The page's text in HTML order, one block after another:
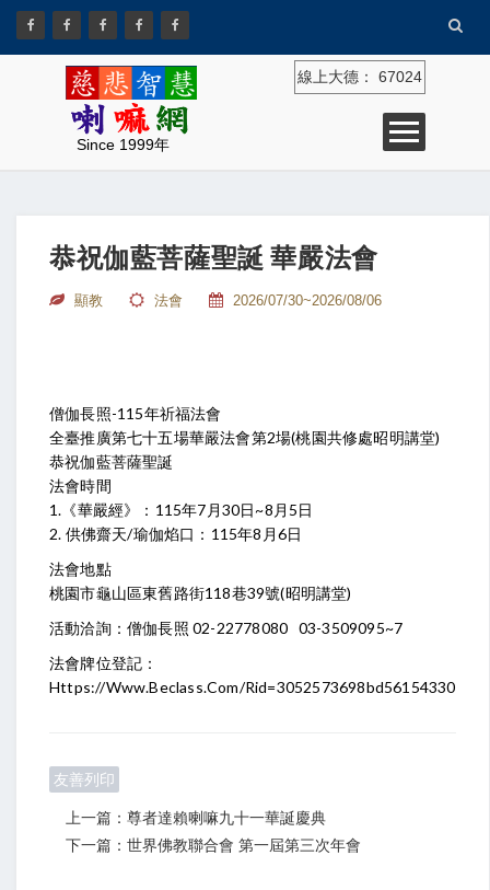
Since 1999年
線上大德： 67024
恭祝伽藍菩薩聖誕 華嚴法會
顯教 法會 2026/07/30~2026/08/06
僧伽長照-115年祈福法會
全臺推廣第七十五場華嚴法會第2場(桃園共修處昭明講堂)
恭祝伽藍菩薩聖誕
法會時間
1.《華嚴經》：115年7月30日~8月5日
2. 供佛齋天/瑜伽焰口：115年8月6日
法會地點
桃園市龜山區東舊路街118巷39號(昭明講堂)
活動洽詢：僧伽長照 02-22778080 03-3509095~7
法會牌位登記：
Https://www.beclass.com/rid=3052573698bd56154330
友善列印
上一篇：尊者達賴喇嘛九十一華誕慶典
下一篇：世界佛教聯合會 第一屆第三次年會